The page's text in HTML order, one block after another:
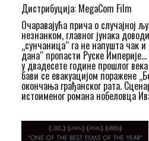
Дистрибуција: MegaCom Film
Очаравајућа прича о случајној
незнанком, главног јунака
„сунчаница“ га не напушта чак и
дана“ пропасти Руске
у двадесете године прошлог
бави се евакуацијом поражене
окончања грађанског рата.
истоименог романа нобеловца